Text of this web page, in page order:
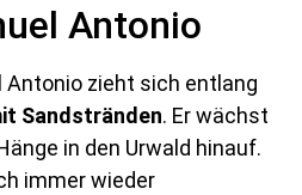
Antonio
Antonio zieht sich entlang
Sandstränden. Er wächst
in den Urwald hinauf.
immer wieder